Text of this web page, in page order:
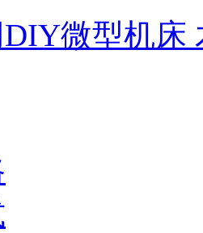
微型机床